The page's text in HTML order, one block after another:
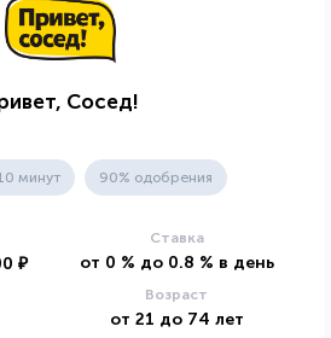
Сосед!
минут 90% одобрения
₽
Ставка
от 0 % до 0.8 % в день
Возраст
от 21 до 74 лет